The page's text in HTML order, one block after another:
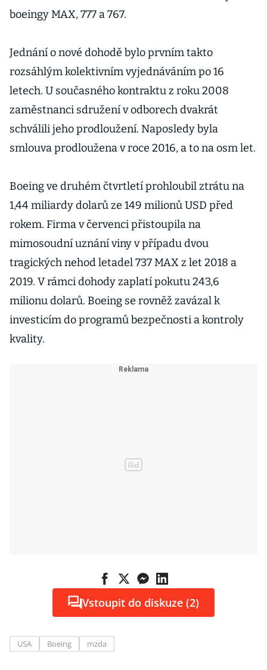
boeingy MAX, 777 a 767.
Jednání o nové dohodě bylo prvním takto
rozsáhlým kolektivním vyjednáváním po 16
letech. U současného kontraktu z roku 2008
zaměstnanci sdružení v odborech dvakrát
schválili jeho prodloužení. Naposledy byla
smlouva prodloužena v roce 2016, a to na osm let.
Boeing ve druhém čtvrtletí prohloubil ztrátu na
1,44 miliardy dolarů ze 149 milionů USD před
rokem. Firma v červenci přistoupila na
mimosoudní uznání viny v případu dvou
tragických nehod letadel 737 MAX z let 2018 a
2019. V rámci dohody zaplatí pokutu 243,6
milionu dolarů. Boeing se rovněž zavázal k
investicím do programů bezpečnosti a kontroly
kvality.
Vstoupit do diskuze (2)
USA Boeing mzda